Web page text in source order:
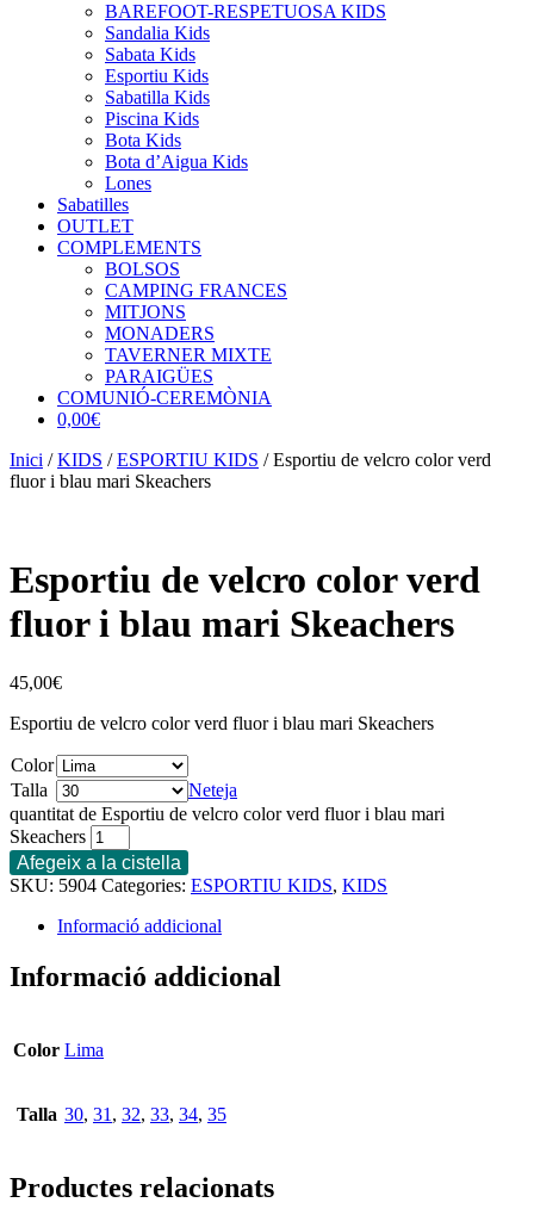
BAREFOOT-RESPETUOSA KIDS
Sandalia Kids
Sabata Kids
Esportiu Kids
Sabatilla Kids
Piscina Kids
Bota Kids
Bota d’Aigua Kids
Lones
Sabatilles
OUTLET
COMPLEMENTS
BOLSOS
CAMPING FRANCES
MITJONS
MONADERS
TAVERNER MIXTE
PARAIGÜES
COMUNIÓ-CEREMÒNIA
0,00€
Inici /KIDS /ESPORTIU KIDS / Esportiu de velcro color verd
fluor i blau mari Skeachers
Esportiu de velcro color verd
fluor i blau mari Skeachers
45,00€
Esportiu de velcro color verd fluor i blau mari Skeachers
Color
Talla
Neteja
quantitat de Esportiu de velcro color verd fluor i blau mari
Skeachers
Afegeix a la cistella
SKU: 5904 Categories: ESPORTIU KIDS, KIDS
Informació addicional
Informació addicional
Color Lima
Talla 30, 31 , 32, 33, 34, 35
Productes relacionats